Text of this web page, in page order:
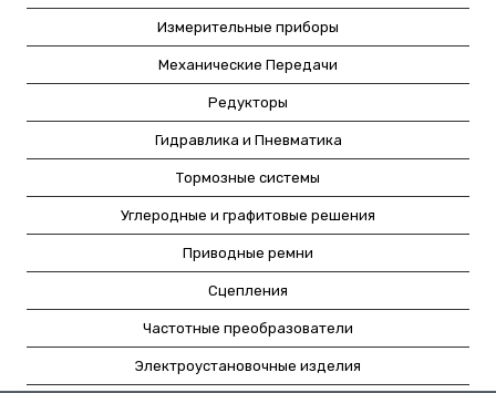
Измерительные приборы
Механические Передачи
Редукторы
Гидравлика и Пневматика
Тормозные системы
Углеродные и графитовые решения
Приводные ремни
Сцепления
Частотные преобразователи
Электроустановочные изделия